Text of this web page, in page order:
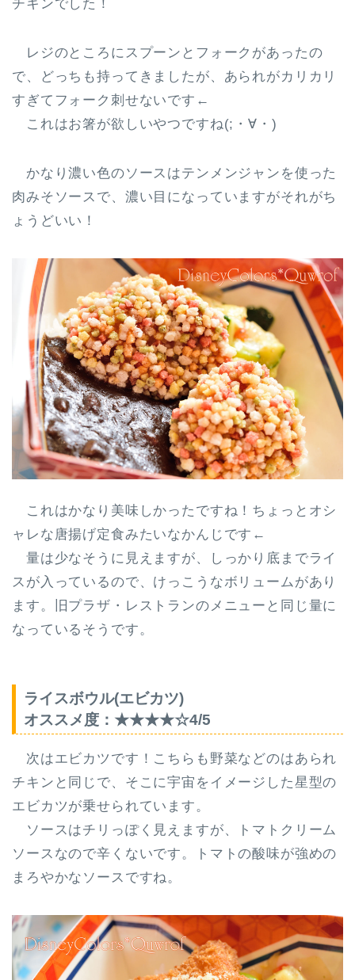
チキンでした！
レジのところにスプーンとフォークがあったの
で、どっちも持ってきましたが、あられがカリカリ
すぎてフォーク刺せないです←
これはお箸が欲しいやつですね(;・∀・)
かなり濃い色のソースはテンメンジャンを使った
肉みそソースで、濃い目になっていますがそれがち
ょうどいい！
これはかなり美味しかったですね！ちょっとオシ
ャレな唐揚げ定食みたいなかんじです←
量は少なそうに見えますが、しっかり底までライ
スが入っているので、 けっこうなボリューム があり
ます。旧プラザ・レストランのメニューと同じ量に
なっているそうです。
ライスボウル(エビカツ)
オススメ度：★★★★☆4/5
次はエビカツです！こちらも野菜などのはあられ
チキンと同じで、そこに宇宙をイメージした星型の
エビカツが乗せられています。
ソースはチリっぽく見えますが、トマトクリーム
ソースなので辛くないです。
トマトの酸味が強めの
まろやかなソース ですね。